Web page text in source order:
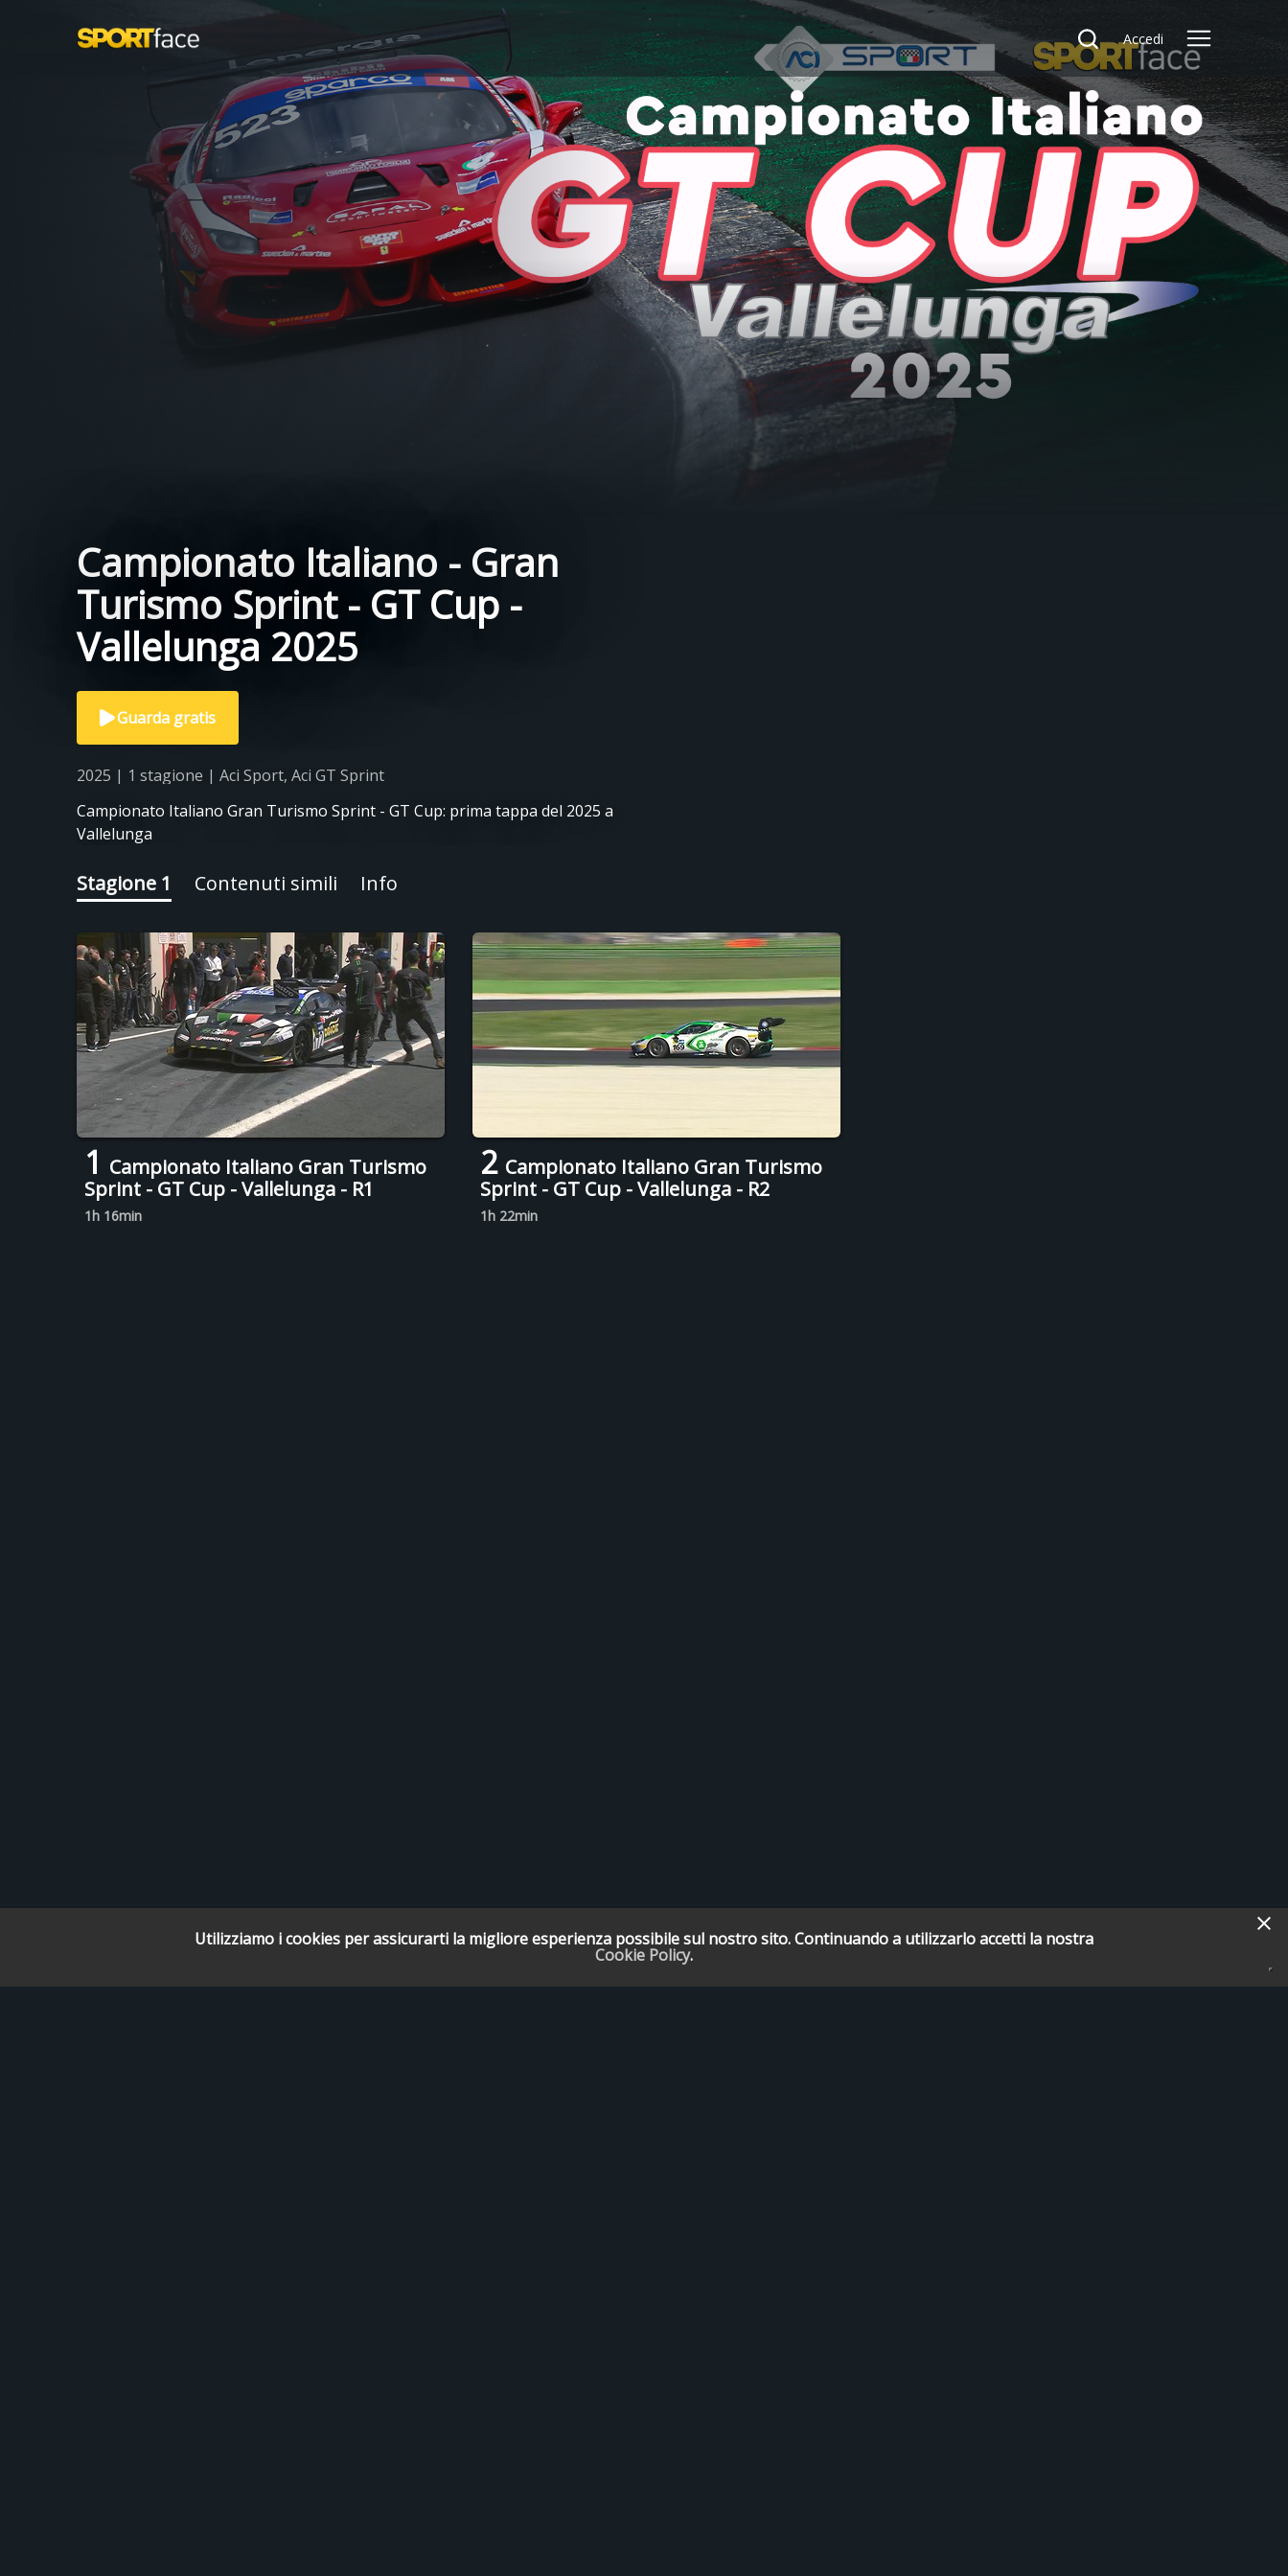
Accedi
Utilizziamo i cookies per assicurarti la migliore esperienza possibile sul nostro sito. Continuando a utilizzarlo accetti la nostra
Cookie Policy.
Campionato Italiano - Gran
Turismo Sprint - GT Cup -
Vallelunga 2025
Guarda gratis
2025 | 1 stagione | Aci Sport, Aci GT Sprint
Campionato Italiano Gran Turismo Sprint - GT Cup: prima tappa del 2025 a
Vallelunga
Stagione 1 Contenuti simili Info
1 Campionato Italiano Gran Turismo
Sprint - GT Cup - Vallelunga - R1
1h 16min
2 Campionato Italiano Gran Turismo
Sprint - GT Cup - Vallelunga - R2
1h 22min